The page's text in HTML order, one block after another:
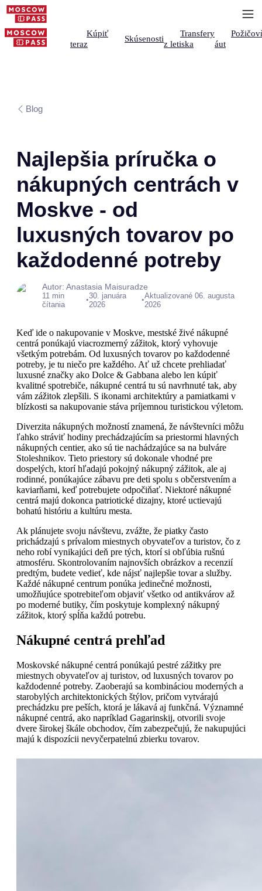
Kúpiť
teraz
Skúsenosti
Transfery
z letiska
áut
Blog
Najlepšia príručka o
nákupných centrách v
Moskve - od
luxusných tovarov po
každodenné potreby
Autor: Anastasia Maisuradze
11 min
čítania
•30. januára
2026
•Aktualizované 06. augusta
2026
Keď ide o nakupovanie v Moskve, mestské živé nákupné
centrá ponúkajú viacrozmerný zážitok, ktorý vyhovuje
všetkým potrebám. Od luxusných tovarov po každodenné
potreby, je tu niečo pre každého. Ať už chcete prehliadať
luxusné značky ako Dolce & Gabbana alebo len kúpiť
kvalitné spotrebiče, nákupné centrá tu sú navrhnuté tak, aby
vám zážitok zlepšili. S ikonami architektúry a pamiatkami v
blízkosti sa nakupovanie stáva príjemnou turistickou výletom.
Diverzita nákupných možností znamená, že návštevníci môžu
ľahko stráviť hodiny prechádzajúcím sa priestormi hlavných
nákupných centier, ako sú tie nachádzajúce sa na bulváre
Stoleshnikov. Tieto priestory sú dokonale vhodné pre
dospelých, ktorí hľadajú pokojný nákupný zážitok, ale aj
rodinné, ponúkajúce zábavu pre deti spolu s občerstvením a
kaviarňami, keď potrebujete odpočiňať. Niektoré nákupné
centrá majú dokonca patriotické dizajny, ktoré uctievajú
bohatú históriu a kultúru mesta.
Ak plánujete svoju návštevu, zvážte, že piatky často
prichádzajú s prívalom miestnych obyvateľov a turistov, čo z
neho robí vynikajúci deň pre tých, ktorí si obľúbia rušnú
atmosféru. Skontrolovaním najnovších obrázkov a recenzií
predtým, budete vedieť, kde nájsť najlepšie tovar a služby.
Každé nákupné centrum ponúka jedinečné možnosti,
umožňujúce spotrebiteľom objaviť všetko od antikvárov až
po moderné butiky, čím poskytuje komplexný nákupný
zážitok, ktorý spĺňa každú potrebu.
Nákupné centrá prehľad
Moskovské nákupné centrá ponúkajú pestré zážitky pre
miestnych obyvateľov aj turistov, od luxusných tovarov po
každodenné potreby. Zaoberajú sa kombináciou moderných a
starobylých architektonických štýlov, pričom vytvárajú
prechádzku pre peších, ktorá je lákavá aj funkčná. Významné
nákupné centrá, ako napríklad Gagarinskij, otvorili svoje
dvere širokej škále obchodov, čím zabezpečujú, že nakupujúci
majú k dispozícii nevyčerpatelnú zbierku tovarov.